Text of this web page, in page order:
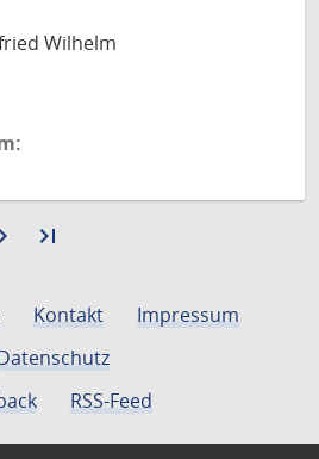
Wilhelm
Zurlast_page
Kontakt
Impressum
RSS-Feed